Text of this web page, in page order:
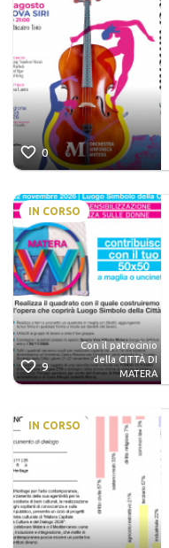
0
IN CORSO
9
Con il patrocinio
della CITTÀ DI
MATERA
IN CORSO